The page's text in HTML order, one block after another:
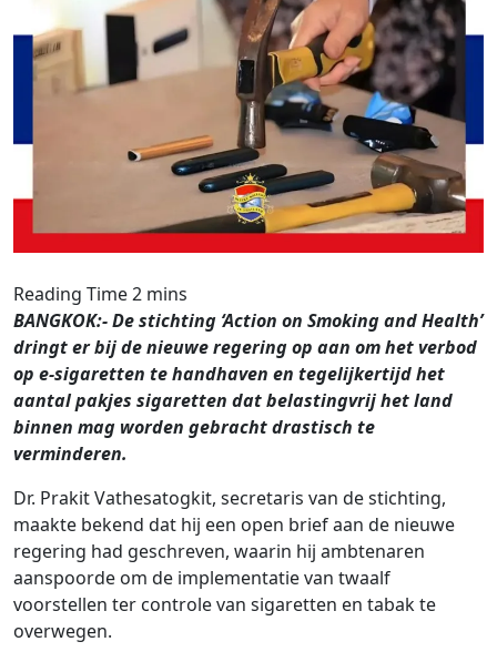
BANGKOK:- De stichting ‘Action on Smoking and Health’
dringt er bij de nieuwe regering op aan om het verbod
op e-sigaretten te handhaven en tegelijkertijd het
aantal pakjes sigaretten dat belastingvrij het land
binnen mag worden gebracht drastisch te
verminderen.
Dr. Prakit Vathesatogkit, secretaris van de stichting,
maakte bekend dat hij een open brief aan de nieuwe
regering had geschreven, waarin hij ambtenaren
aanspoorde om de implementatie van twaalf
voorstellen ter controle van sigaretten en tabak te
overwegen.